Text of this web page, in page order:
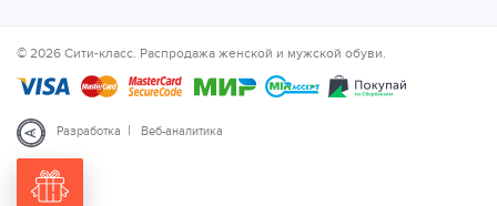
© 2026 Сити-класс. Распродажа женской и мужской обуви.
Разработка | Веб-аналитика